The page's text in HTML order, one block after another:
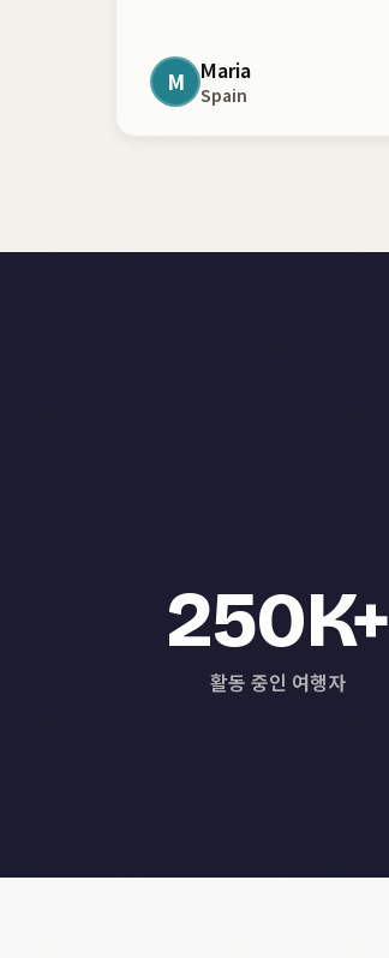
M Maria
Spain
250K+
활동 중인 여행자